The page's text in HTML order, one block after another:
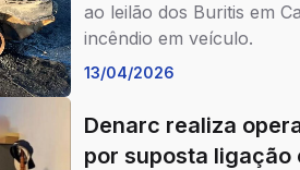
ao leilão dos Buritis em
incêndio em veículo.
13/04/2026
Denarc realiza
por suposta